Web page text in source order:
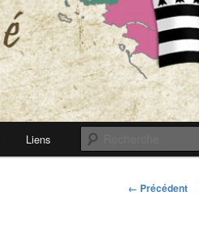
Liens
Navigation
← Précédent